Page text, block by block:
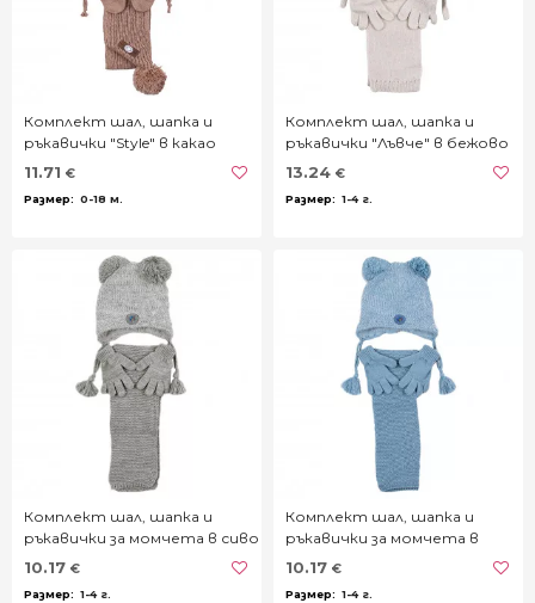
Комплект шал, шапка и
ръкавички "Style" в какао
11.71 €
0-18 м.
Комплект шал, шапка и
ръкавички "Лъвче" в бежово
13.24 €
1-4 г.
Комплект шал, шапка и
ръкавички за момчета в сиво
10.17 €
1-4 г.
Комплект шал, шапка и
ръкавички за момчета в
пастелно синьо
10.17 €
1-4 г.